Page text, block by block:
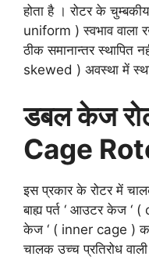
होता है । रोटर के
uniform ) स्वभाव
ठीक समानान्तर स्थापित
skewed ) अवस्था में
डबल केज
Cage
इस प्रकार के रोटर में
बाह्य पर्त ‘ आउटर केज ‘
केज ‘ ( inner cage )
चालक उच्च प्रतिरोध